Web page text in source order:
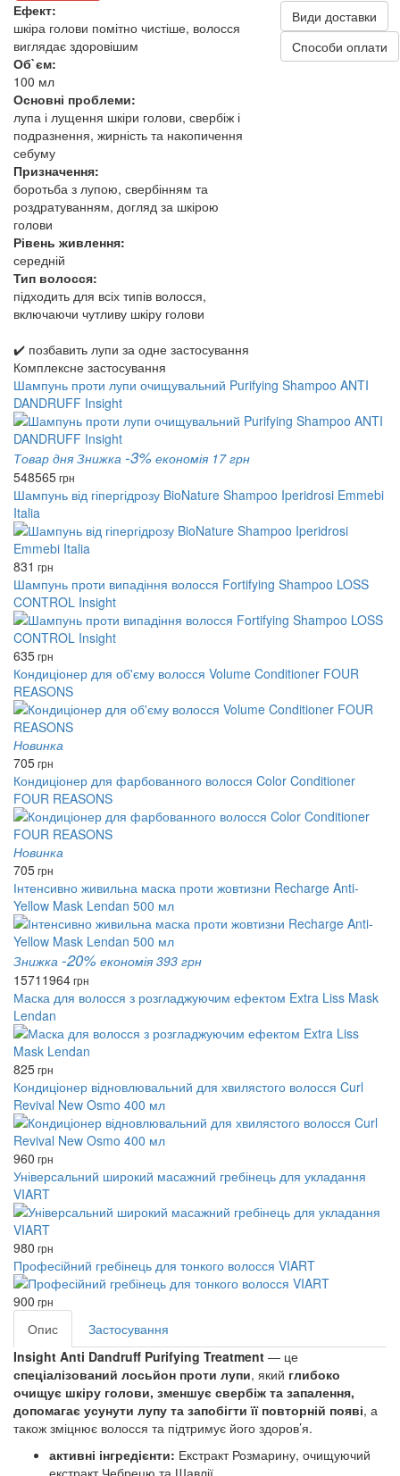
Ефект:
шкіра голови помітно чистіше, волосся
виглядає здоровішим
Об`єм:
100 мл
Основні проблеми:
лупа і лущення шкіри голови, свербіж і
подразнення, жирність та накопичення
себуму
Призначення:
боротьба з лупою, свербінням та
роздратуванням, догляд за шкірою
голови
Рівень живлення:
середній
Тип волосся:
підходить для всіх типів волосся,
включаючи чутливу шкіру голови
Види доставки
Способи оплати
✔️ позбавить лупи за одне застосування
Комплексне застосування
Шампунь проти лупи очищувальний Purifying Shampoo ANTI
DANDRUFF Insight
Товар дня Знижка -3% економія 17 грн
548565грн
Шампунь від гіпергідрозу BioNature Shampoo Iperidrosi Emmebi
Italia
831 грн
Шампунь проти випадіння волосся Fortifying Shampoo LOSS
CONTROL Insight
635грн
Кондиціонер для об'єму волосся Volume Conditioner FOUR
REASONS
Новинка
705грн
Кондиціонер для фарбованного волосся Color Conditioner
FOUR REASONS
Новинка
705грн
Інтенсивно живильна маска проти жовтизни Recharge Anti-
Yellow Mask Lendan 500 мл
Знижка -20% економія 393 грн
1571 1964грн
Маска для волосся з розгладжуючим ефектом Extra Liss Mask
Lendan
825грн
Кондиціонер відновлювальний для хвилястого волосся Curl
Revival New Osmo 400 мл
960 грн
Універсальний широкий масажний гребінець для укладання
VIART
980 грн
Професійний гребінець для тонкого волосся VIART
900 грн
Опис
Застосування
Insight Anti Dandruff Purifying Treatment — це
спеціалізований лосьйон проти лупи, який глибоко
очищує шкіру голови, зменшує свербіж та запалення,
допомагає усунути лупу та запобігти її повторній появі, а
також зміцнює волосся та підтримує його здоров’я.
активні інгредієнти: Екстракт Розмарину, очищуючий
екстракт Чебрецю та Шавлії